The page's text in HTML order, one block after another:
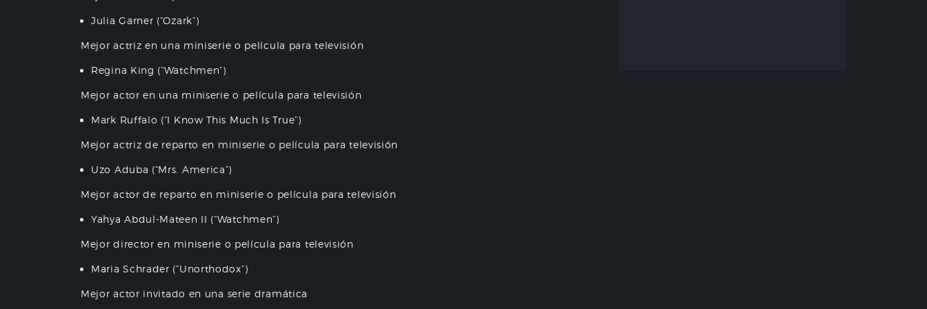
Julia Garner (“Ozark”)
Mejor actriz en una miniserie o película para televisión
Regina King (“Watchmen”)
Mejor actor en una miniserie o película para televisión
Mark Ruffalo (“I Know This Much Is True”)
Mejor actriz de reparto en miniserie o película para televisión
Uzo Aduba (“Mrs. America”)
Mejor actor de reparto en miniserie o película para televisión
Yahya Abdul-Mateen II (“Watchmen”)
Mejor director en miniserie o película para televisión
Maria Schrader (“Unorthodox”)
Mejor actor invitado en una serie dramática